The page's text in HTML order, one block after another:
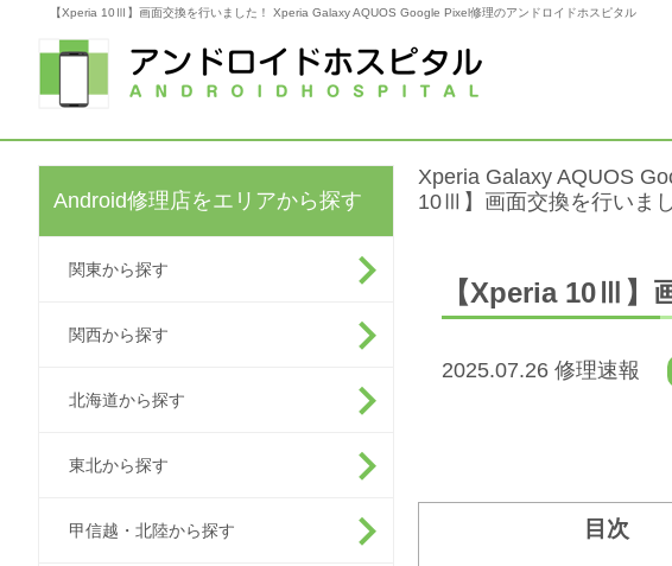
【Xperia 10Ⅲ】画面交換を行いました！ Xperia Galaxy AQUOS Google Pixel修理のアンドロイドホスピタル
Android修理店をエリアから探す
関東から探す
関西から探す
北海道から探す
東北から探す
甲信越・北陸から探す
Xperia Galaxy AQUOS
10Ⅲ】画面交換を行いま
【Xperia 10Ⅲ】
2025.07.26 修理速報
目次